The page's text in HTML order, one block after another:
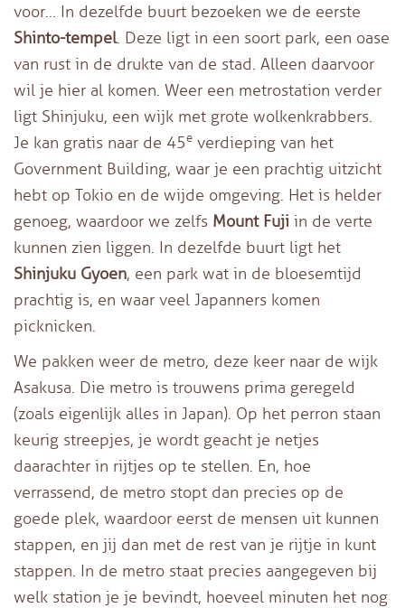
voor… In dezelfde buurt bezoeken we de eerste
Shinto-tempel. Deze ligt in een soort park, een oase
van rust in de drukte van de stad. Alleen daarvoor
wil je hier al komen. Weer een metrostation verder
ligt Shinjuku, een wijk met grote wolkenkrabbers.
Je kan gratis naar de 45e verdieping van het
Government Building, waar je een prachtig uitzicht
hebt op Tokio en de wijde omgeving. Het is helder
genoeg, waardoor we zelfs Mount Fuji in de verte
kunnen zien liggen. In dezelfde buurt ligt het
Shinjuku Gyoen, een park wat in de bloesemtijd
prachtig is, en waar veel Japanners komen
picknicken.
We pakken weer de metro, deze keer naar de wijk
Asakusa. Die metro is trouwens prima geregeld
(zoals eigenlijk alles in Japan). Op het perron staan
keurig streepjes, je wordt geacht je netjes
daarachter in rijtjes op te stellen. En, hoe
verrassend, de metro stopt dan precies op de
goede plek, waardoor eerst de mensen uit kunnen
stappen, en jij dan met de rest van je rijtje in kunt
stappen. In de metro staat precies aangegeven bij
welk station je je bevindt, hoeveel minuten het nog